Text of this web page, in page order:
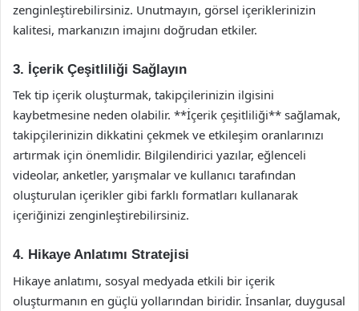
zenginleştirebilirsiniz. Unutmayın, görsel içeriklerinizin
kalitesi, markanızın imajını doğrudan etkiler.
3. İçerik Çeşitliliği Sağlayın
Tek tip içerik oluşturmak, takipçilerinizin ilgisini
kaybetmesine neden olabilir. **İçerik çeşitliliği** sağlamak,
takipçilerinizin dikkatini çekmek ve etkileşim oranlarınızı
artırmak için önemlidir. Bilgilendirici yazılar, eğlenceli
videolar, anketler, yarışmalar ve kullanıcı tarafından
oluşturulan içerikler gibi farklı formatları kullanarak
içeriğinizi zenginleştirebilirsiniz.
4. Hikaye Anlatımı Stratejisi
Hikaye anlatımı, sosyal medyada etkili bir içerik
oluşturmanın en güçlü yollarından biridir. İnsanlar, duygusal